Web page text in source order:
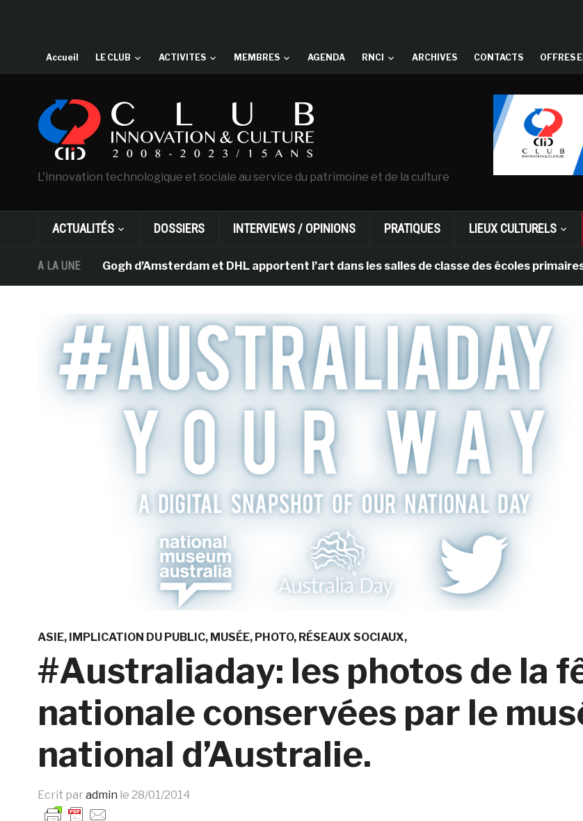
Accueil LE CLUB ACTIVITES MEMBRES AGENDA RNCI ARCHIVES CONTACTS OFFRES
L'innovation technologique et sociale au service du patrimoine et de la culture
ACTUALITÉS DOSSIERS INTERVIEWS / OPINIONS PRATIQUES LIEUX CULTURELS
A LA UNE
Van Gogh d’Amsterdam et DHL apportent l’art dans les salles de classe des écoles primaires des
ASIE IMPLICATION DU PUBLIC MUSÉE PHOTO RÉSEAUX SOCIAUX
#Australiaday: les photos de la
nationale conservées par le
national d’Australie.
Ecrit par admin le 28/01/2014